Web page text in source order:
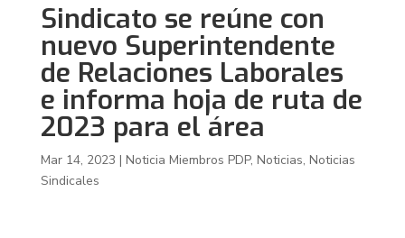
Sindicato se reúne con
nuevo Superintendente
de Relaciones Laborales
e informa hoja de ruta de
2023 para el área
Mar 14, 2023 | Noticia Miembros PDP, Noticias, Noticias
Sindicales